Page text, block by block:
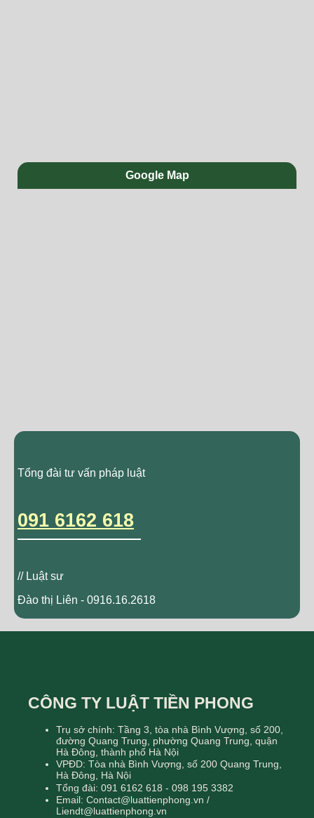
Google Map
Tổng đài tư vấn pháp luật
091 6162 618
// Luật sư
Đào thị Liên - 0916.16.2618
CÔNG TY LUẬT TIỀN PHONG
Trụ sở chính: Tầng 3, tòa nhà Bình Vượng, số 200,
đường Quang Trung, phường Quang Trung, quận
Hà Đông, thành phố Hà Nội
VPĐD: Tòa nhà Bình Vượng, số 200 Quang Trung,
Hà Đông, Hà Nội
Tổng đài: 091 6162 618 - 098 195 3382
Email: Contact@luattienphong.vn /
Liendt@luattienphong.vn